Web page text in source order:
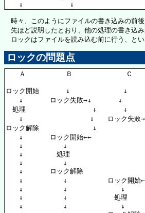
時々、このようにファイルの書き込みの前
先ほど説明したとおり、他の処理の書き込
ロックはファイルを読み込む前に行う、と
ロックの問題点
Ａ　　　　　　Ｂ　　　　　　　
ロック開始　　　　↓　　　　　　　
↓　　　　ロック失敗→↓　　　　↓
処理　　　　　　　　　　↓　　　
↓　　　　　　　　　　↓　　ロッ
ロック解除　　　　　　　　↓　　　　　
↓　　　　ロック開始←←　　　　　　　
↓　　　　　　↓　　　　　　　　　　
↓　　　　　処理　　　　　　　　　　
↓　　　　　　↓　　　　　　　　　　
↓　　　　ロック解除　　　　　　　　
↓　　　　　　↓　　　　　　ロック開
↓　　　　　　↓　　　　　　　　↓　　
↓　　　　　　↓　　　　　　　処理　
↓　　　　　　↓　　　　　　　　↓　　